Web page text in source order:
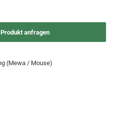
Produkt anfragen